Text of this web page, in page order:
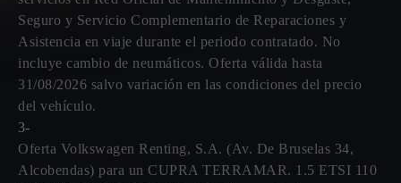
Seguro y Servicio Complementario de Reparaciones y
Asistencia en viaje durante el periodo contratado. No
incluye cambio de neumáticos. Oferta válida hasta
31/08/2026 salvo variación en las condiciones del precio
del vehículo.
3-
Oferta Volkswagen Renting, S.A. (Av. De Bruselas 34,
Alcobendas) para un CUPRA TERRAMAR. 1.5 ETSI 110